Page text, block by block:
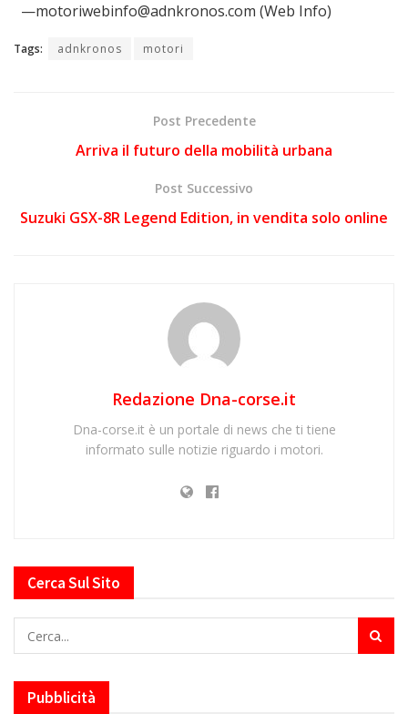
—motoriwebinfo@adnkronos.com (Web Info)
Tags: adnkronos motori
Post Precedente
Arriva il futuro della mobilità urbana
Post Successivo
Suzuki GSX-8R Legend Edition, in vendita solo online
Redazione Dna-corse.it
Dna-corse.it è un portale di news che ti tiene
informato sulle notizie riguardo i motori.
Cerca Sul Sito
Pubblicità